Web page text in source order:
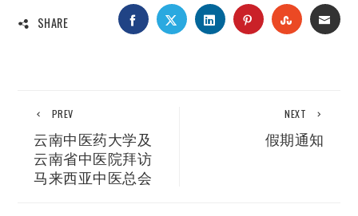
SHARE FACEBOOKTWITTERLINKEDINPINTEREST
PREV
云南中医药大学及
云南省中医院拜访
马来西亚中医总会
NEXT
假期通知